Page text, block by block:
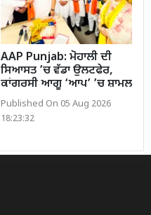
AAP Punjab: ਮੋਹਾਲੀ ਦੀ
ਸਿਆਸਤ ’ਚ ਵੱਡਾ ਉਲਟਫੇਰ,
ਕਾਂਗਰਸੀ ਆਗੂ ‘ਆਪ’ ’ਚ ਸ਼ਾਮਲ
Published On 05 Aug 2026
18:23:32